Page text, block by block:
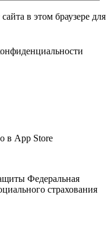
в этом браузере для
в App Store
Федеральная
страхования